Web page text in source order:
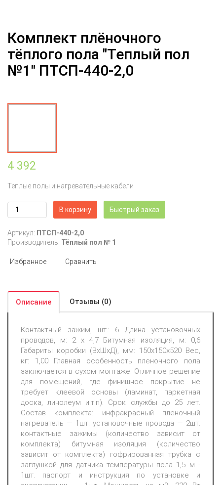
Комплект плёночного
тёплого пола "Теплый пол
№1" ПТСП-440-2,0
4 392
Теплые полы и нагревательные кабели
В корзину Быстрый заказ
Артикул: ПТСП-440-2,0
Производитель: Тёплый пол № 1
Избранное Сравнить
Описание Отзывы (0)
Контактный зажим, шт.: 6 Длина установочных
проводов, м: 2 х 4,7 Битумная изоляция, м: 0,6
Габариты коробки (ВхШхД), мм: 150х150х520 Вес,
кг: 1,00 Главная особенность пленочного пола
заключается в сухом монтаже. Отличное решение
для помещений, где финишное покрытие не
требует клеевой основы (ламинат, паркетная
доска, линолеум и.т.п). Срок службы до 25 лет.
Состав комплекта: инфракрасный пленочный
нагреватель — 1шт. установочные провода — 2шт.
контактные зажимы (количество зависит от
комплекта) битумная изоляция (количество
зависит от комплекта) гофрированная трубка с
заглушкой для датчика температуры пола 1,5 м -
1шт. паспорт и инструкция по установке и